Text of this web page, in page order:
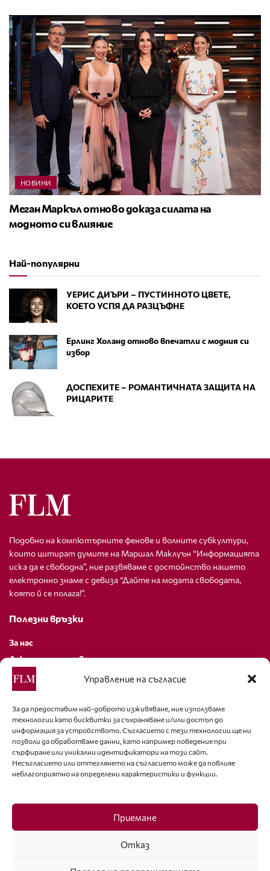
Управление на съгласие
За да предоставим най-доброто изживяване, ние използваме
технологии като бисквитки за съхраняване и/или достъп до
информация за устройството. Съгласието с тези технологии ще ни
позволи да обработваме данни, като например поведение при
сърфиране или уникални идентификатори на този сайт.
Несъгласието или оттеглянето на съгласието може да повлияе
неблагоприятно на определени характеристики и функции.
Приемане
Отказ
НОВИНИ
Меган Маркъл отново доказа силата на
модното си влияние
Най-популярни
УЕРИС ДИЪРИ – ПУСТИННОТО ЦВЕТЕ,
КОЕТО УСПЯ ДА РАЗЦЪФНЕ
Ерлинг Холанд отново впечатли с модния си
избор
ДОСПЕХИТЕ – РОМАНТИЧНАТА ЗАЩИТА НА
РИЦАРИТЕ
Подобно на компютърните фенове и волните субкултури,
които цитират думите на Маршал Маклуън “Информацията
иска да е свободна”, ние развяваме с достойнство нашето
електронно знаме с девиза “Дайте на модата свободата,
която й се полага!”.
Полезни връзки
За нас
Декларация за поверителност
Политика за бисквитки
За контакти
editor@fashion-lifestyle.net
+359 88 227 33 47
Последвайте ни
Facebook